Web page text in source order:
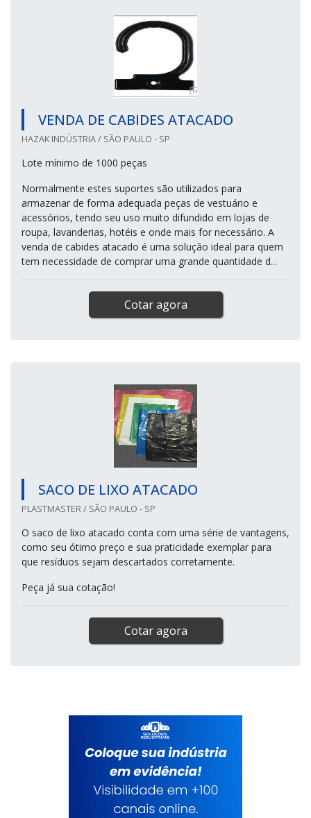
VENDA DE CABIDES ATACADO
HAZAK INDÚSTRIA / SÃO PAULO - SP
Lote mínimo de 1000 peças
Normalmente estes suportes são utilizados para
armazenar de forma adequada peças de vestuário e
acessórios, tendo seu uso muito difundido em lojas de
roupa, lavanderias, hotéis e onde mais for necessário. A
venda de cabides atacado é uma solução ideal para quem
tem necessidade de comprar uma grande quantidade d...
Cotar agora
SACO DE LIXO ATACADO
PLASTMASTER / SÃO PAULO - SP
O saco de lixo atacado conta com uma série de vantagens,
como seu ótimo preço e sua praticidade exemplar para
que resíduos sejam descartados corretamente.
Peça já sua cotação!
Cotar agora